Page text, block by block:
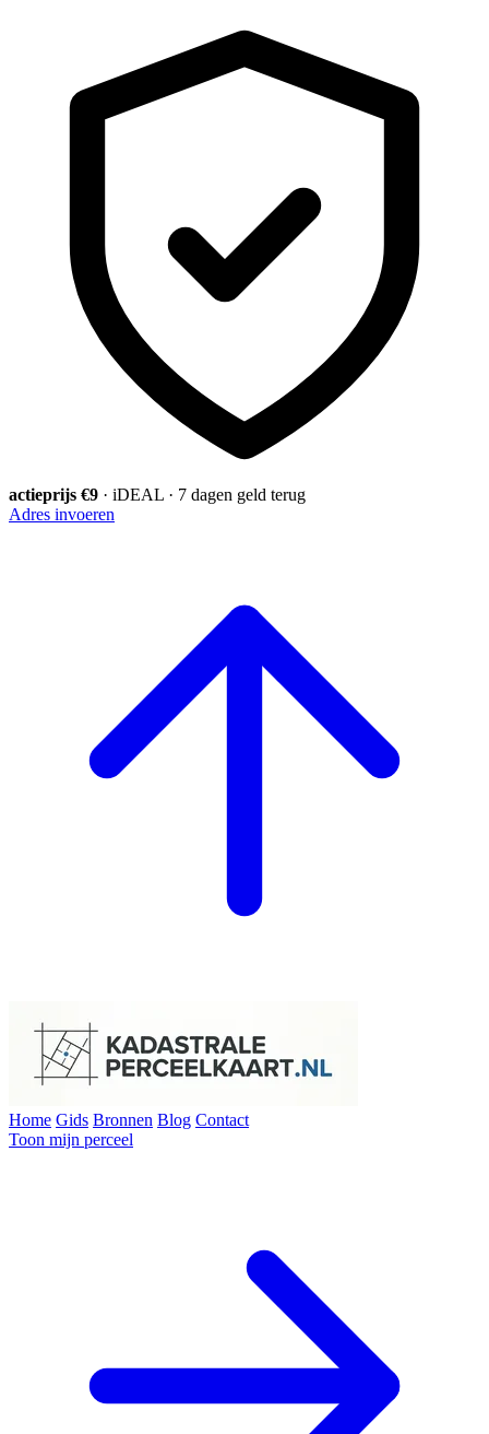
actieprijs €9 · iDEAL · 7 dagen geld terug
Adres invoeren
Home Gids Bronnen Blog Contact
Toon mijn perceel